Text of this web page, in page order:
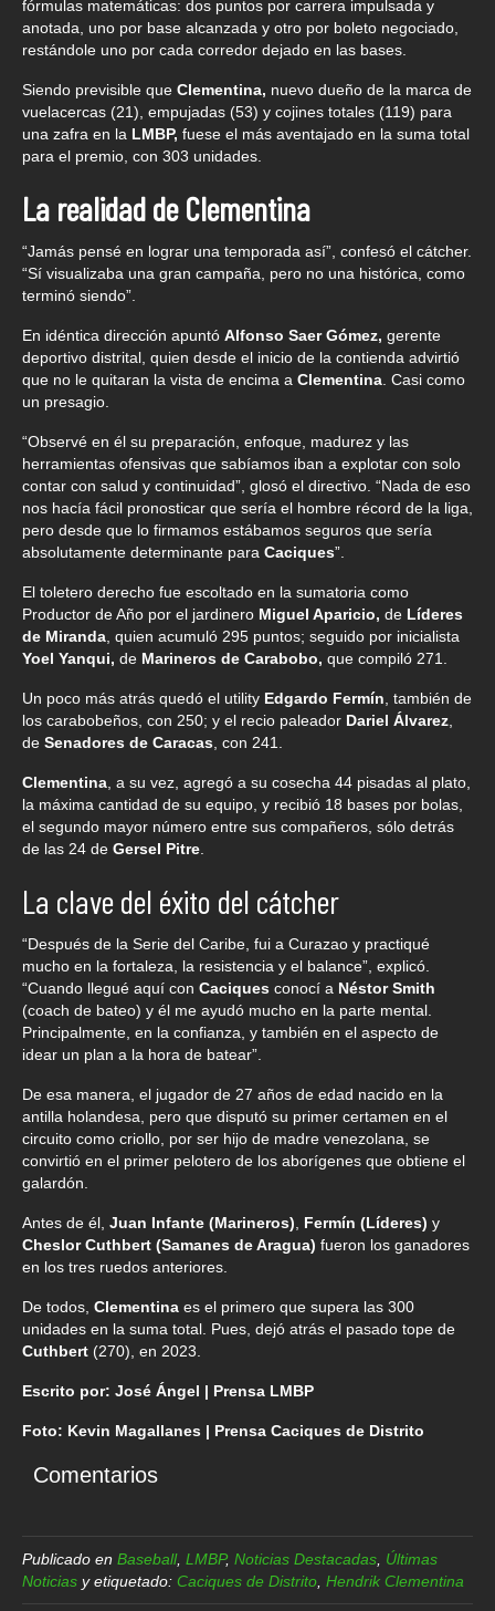
fórmulas matemáticas: dos puntos por carrera impulsada y
anotada, uno por base alcanzada y otro por boleto negociado,
restándole uno por cada corredor dejado en las bases.
Siendo previsible que Clementina, nuevo dueño de la marca de
vuelacercas (21), empujadas (53) y cojines totales (119) para
una zafra en la LMBP, fuese el más aventajado en la suma total
para el premio, con 303 unidades.
La realidad de Clementina
“Jamás pensé en lograr una temporada así”, confesó el cátcher.
“Sí visualizaba una gran campaña, pero no una histórica, como
terminó siendo”.
En idéntica dirección apuntó Alfonso Saer Gómez, gerente
deportivo distrital, quien desde el inicio de la contienda advirtió
que no le quitaran la vista de encima a Clementina. Casi como
un presagio.
“Observé en él su preparación, enfoque, madurez y las
herramientas ofensivas que sabíamos iban a explotar con solo
contar con salud y continuidad”, glosó el directivo. “Nada de eso
nos hacía fácil pronosticar que sería el hombre récord de la liga,
pero desde que lo firmamos estábamos seguros que sería
absolutamente determinante para Caciques”.
El toletero derecho fue escoltado en la sumatoria como
Productor de Año por el jardinero Miguel Aparicio, de Líderes
de Miranda, quien acumuló 295 puntos; seguido por inicialista
Yoel Yanqui, de Marineros de Carabobo, que compiló 271.
Un poco más atrás quedó el utility Edgardo Fermín, también de
los carabobeños, con 250; y el recio paleador Dariel Álvarez,
de Senadores de Caracas, con 241.
Clementina, a su vez, agregó a su cosecha 44 pisadas al plato,
la máxima cantidad de su equipo, y recibió 18 bases por bolas,
el segundo mayor número entre sus compañeros, sólo detrás
de las 24 de Gersel Pitre.
La clave del éxito del cátcher
“Después de la Serie del Caribe, fui a Curazao y practiqué
mucho en la fortaleza, la resistencia y el balance”, explicó.
“Cuando llegué aquí con Caciques conocí a Néstor Smith
(coach de bateo) y él me ayudó mucho en la parte mental.
Principalmente, en la confianza, y también en el aspecto de
idear un plan a la hora de batear”.
De esa manera, el jugador de 27 años de edad nacido en la
antilla holandesa, pero que disputó su primer certamen en el
circuito como criollo, por ser hijo de madre venezolana, se
convirtió en el primer pelotero de los aborígenes que obtiene el
galardón.
Antes de él, Juan Infante (Marineros), Fermín (Líderes) y
Cheslor Cuthbert (Samanes de Aragua) fueron los ganadores
en los tres ruedos anteriores.
De todos, Clementina es el primero que supera las 300
unidades en la suma total. Pues, dejó atrás el pasado tope de
Cuthbert (270), en 2023.
Escrito por: José Ángel | Prensa LMBP
Foto: Kevin Magallanes | Prensa Caciques de Distrito
Comentarios
Publicado en Baseball, LMBP, Noticias Destacadas, Últimas
Noticias y etiquetado: Caciques de Distrito, Hendrik Clementina